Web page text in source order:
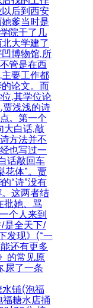
后到西安
爹当时是
院干了几
大学建了
博物馆,所
管是在西
要工作都
论文。而
,其学位论
贾浅浅的诗
。第一个
大白话,敲
方法并不
也写过一
话敲回车
花体”。贾
“诗”没有
这两者结
批她、骂
个人来到
是全天下/
发现》(“一
还有更多
的常见原
尿了一条
水铺(泡福
福糖水店捅